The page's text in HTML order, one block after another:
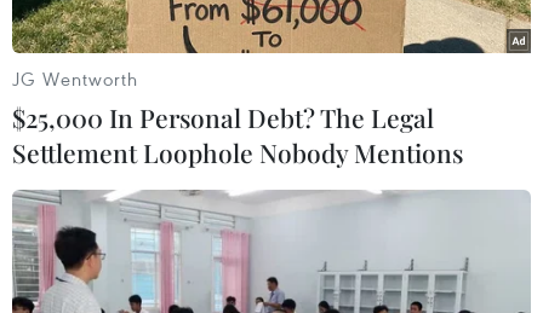
JG Wentworth
$25,000 In Personal Debt? The Legal
Settlement Loophole Nobody Mentions